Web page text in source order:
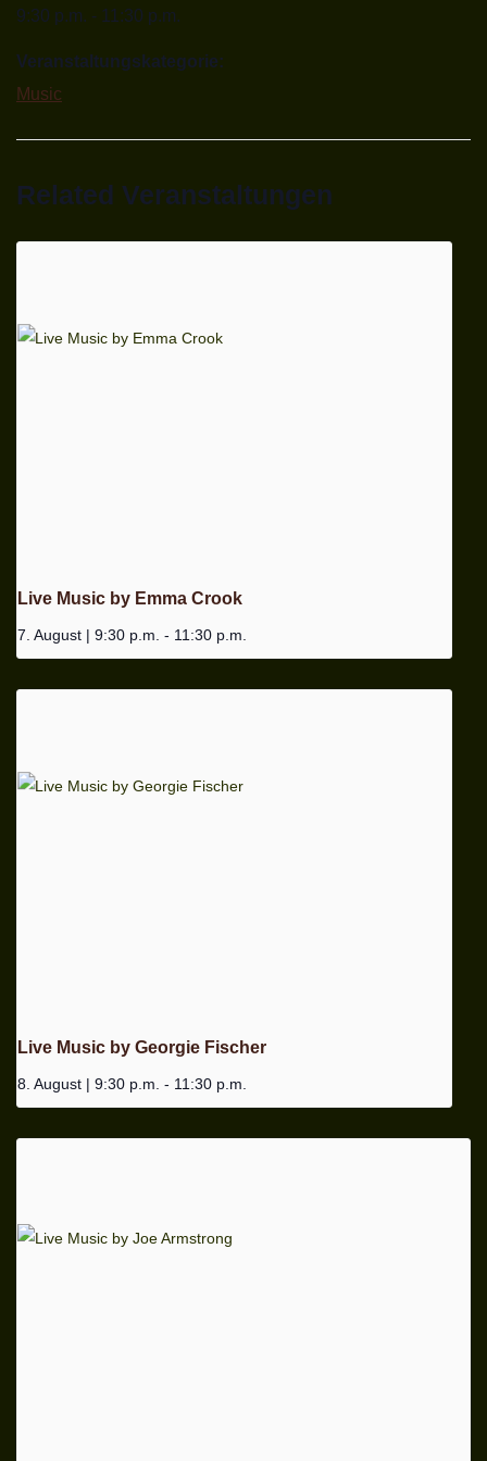
9:30 p.m. - 11:30 p.m.
Veranstaltungskategorie:
Music
Related Veranstaltungen
Live Music by Emma Crook
7. August | 9:30 p.m. - 11:30 p.m.
Live Music by Georgie Fischer
8. August | 9:30 p.m. - 11:30 p.m.